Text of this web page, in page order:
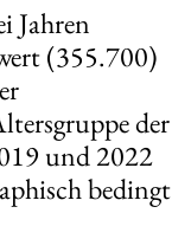
Jahren
(355.700)
der
und 2022
bedingt